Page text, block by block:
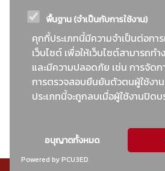
พื้นฐาน (จำเป็นกับการใช้งาน)
คุกกี้ประเภทนี้มีความจำเป็นต่อกา
เว็บไซต์ เพื่อให้เว็บไซต์สามารถท
และมีความปลอดภัย เช่น การจัดก
การตรวจสอบยืนยันตัวตนผู้ใช้งา
ประเภทนี้จะถูกลบเมื่อผู้ใช้งานปิดบ
อนุญาตทั้งหมด
Powered by PCU3ED
: วิธีเฉพาะเจาะจง
ข่าวสาร/ประกาศ
: เอกสารส่งเสริมความโปร่งใสในการจัดซื้อจัดจ้
ข่าวสารจัดซื้อจัดจ้าง
: แผนการจัดซื้อจัดจ้าง